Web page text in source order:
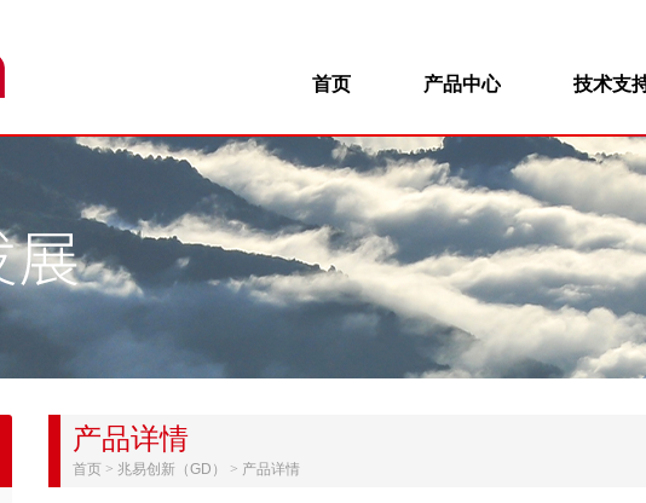
首页 产品中心 技术支
产品详情
首页 > 兆易创新（GD） > 产品详情